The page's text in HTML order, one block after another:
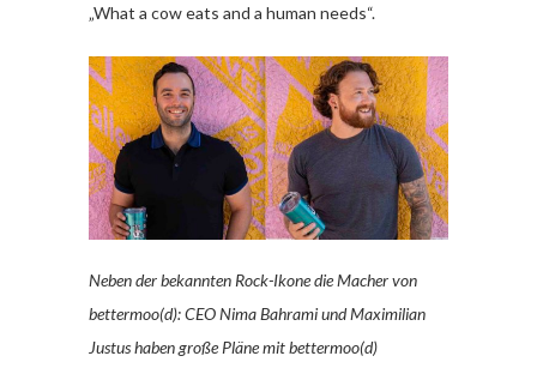
„What a cow eats and a human needs“.
Neben der bekannten Rock-Ikone die Macher von
bettermoo(d): CEO Nima Bahrami und Maximilian
Justus haben große Pläne mit bettermoo(d)